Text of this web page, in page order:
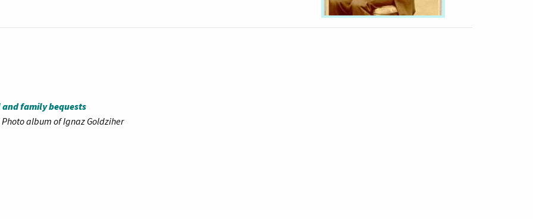
family bequests
Photo album of Ignaz Goldziher